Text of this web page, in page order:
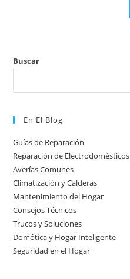
Buscar
En El Blog
Guías de Reparación
Reparación de Electrodomésticos
Averías Comunes
Climatización y Calderas
Mantenimiento del Hogar
Consejos Técnicos
Trucos y Soluciones
Domótica y Hogar Inteligente
Seguridad en el Hogar